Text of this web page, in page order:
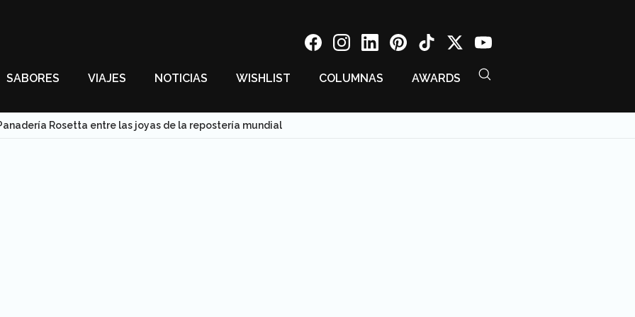
SABORES VIAJES NOTICIAS WISHLIST COLUMNAS AWARDS
Rosetta entre las joyas de la repostería mundial